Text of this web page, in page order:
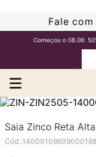
Fale com
Começou o 08.08:
Saia Zinco Reta
Cód.:14000108609000188